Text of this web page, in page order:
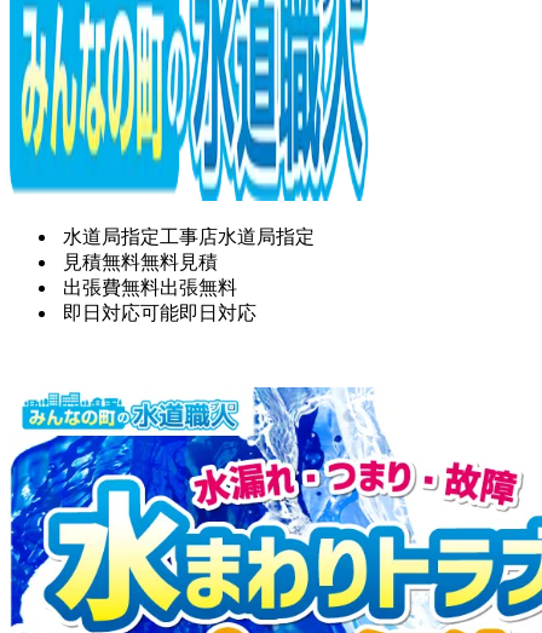
水道局指定工事店水道局指定
見積無料無料見積
出張費無料出張無料
即日対応可能即日対応